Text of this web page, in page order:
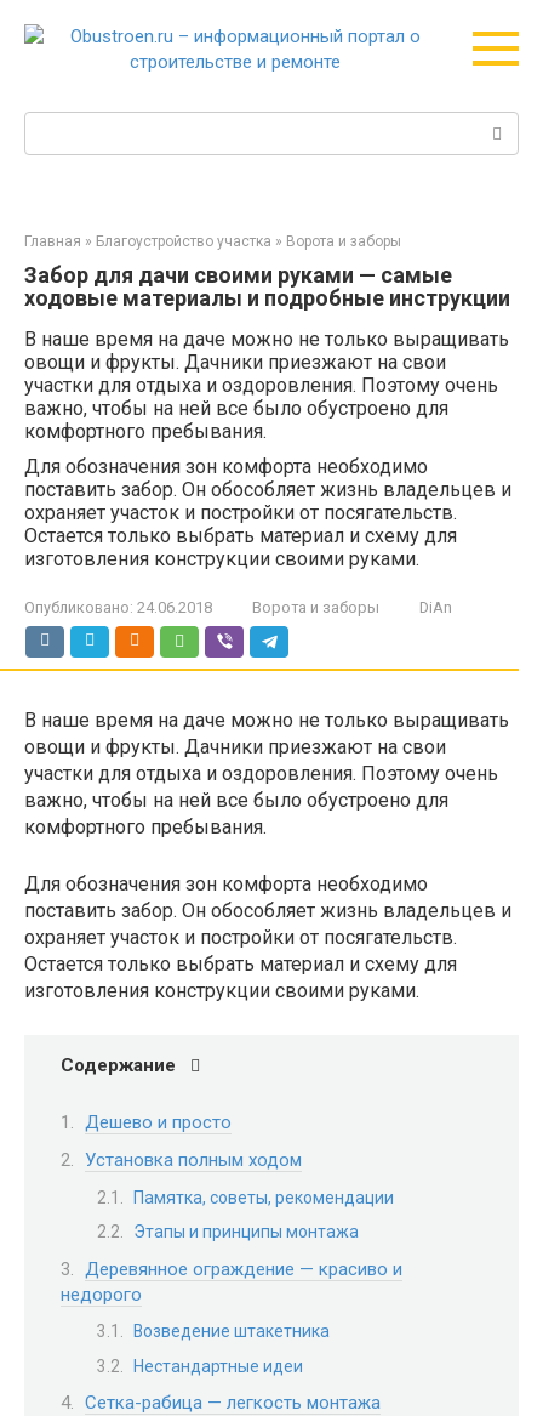
Поиск:
Главная » Благоустройство участка » Ворота и заборы
Забор для дачи своими руками — самые
ходовые материалы и подробные инструкции
В наше время на даче можно не только выращивать
овощи и фрукты. Дачники приезжают на свои
участки для отдыха и оздоровления. Поэтому очень
важно, чтобы на ней все было обустроено для
комфортного пребывания.
Для обозначения зон комфорта необходимо
поставить забор. Он обособляет жизнь владельцев и
охраняет участок и постройки от посягательств.
Остается только выбрать материал и схему для
изготовления конструкции своими руками.
Опубликовано: 24.06.2018 Ворота и заборы DiAn
В наше время на даче можно не только выращивать
овощи и фрукты. Дачники приезжают на свои
участки для отдыха и оздоровления. Поэтому очень
важно, чтобы на ней все было обустроено для
комфортного пребывания.
Для обозначения зон комфорта необходимо
поставить забор. Он обособляет жизнь владельцев и
охраняет участок и постройки от посягательств.
Остается только выбрать материал и схему для
изготовления конструкции своими руками.
Содержание
Дешево и просто
Установка полным ходом
Памятка, советы, рекомендации
Этапы и принципы монтажа
Деревянное ограждение — красиво и
недорого
Возведение штакетника
Нестандартные идеи
Сетка-рабица — легкость монтажа